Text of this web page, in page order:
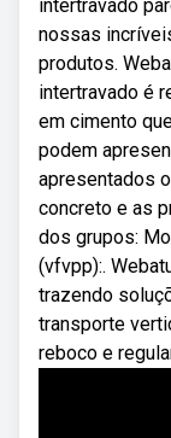
intertravado
nossas
produtos.
intertravado é
em cimento
podem
apresentados
concreto e as
dos grupos:
(vfvpp):.
trazendo
transporte
reboco e